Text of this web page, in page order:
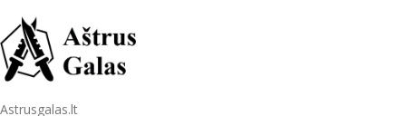
Astrusgalas.lt